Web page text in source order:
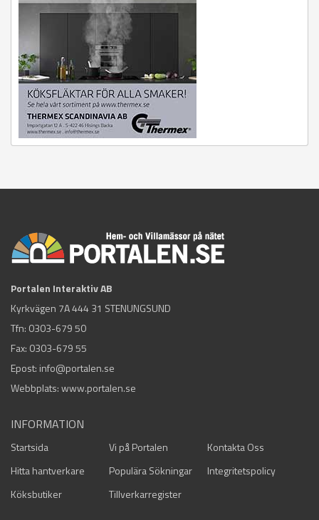
Portalen Interaktiv AB
Kyrkvägen 7A 444 31 STENUNGSUND
Tfn: 0303-679 50
Fax: 0303-679 55
Epost: info@portalen.se
Webbplats: www.portalen.se
INFORMATION
Startsida Vi på Portalen
Kontakta Oss
Hitta hantverkare
Populära Sökningar
Integritetspolicy
Köksbutiker
Tillverkarregister